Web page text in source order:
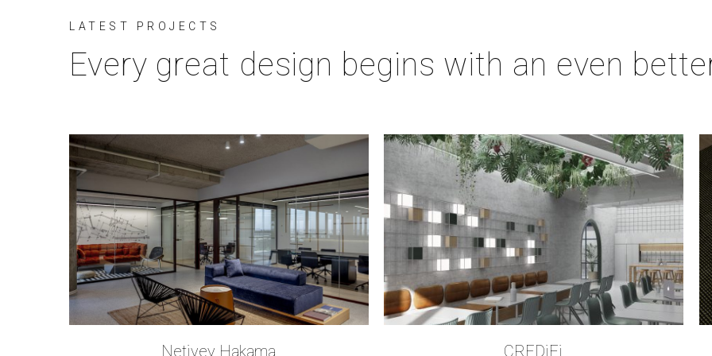
LATEST PROJECTS
Every great design begins with an even
Netivey Hakama CREDiFi